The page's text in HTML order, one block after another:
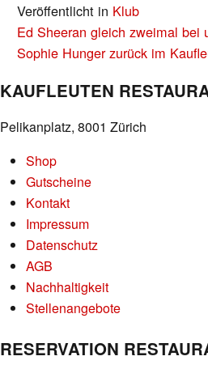
Veröffentlicht in Klub
BEITRAGS-
NAVIGATION
Ed Sheeran gleich zweimal bei
Sophie Hunger zurück im
KAUFLEUTEN
Pelikanplatz, 8001 Zürich
Shop
Gutscheine
Kontakt
Impressum
Datenschutz
AGB
Nachhaltigkeit
Stellenangebote
RESERVATION